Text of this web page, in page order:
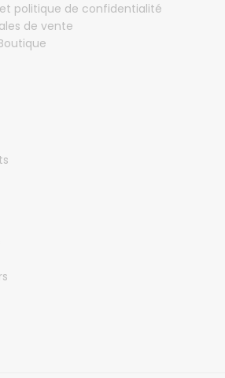
politique de confidentialité
de vente